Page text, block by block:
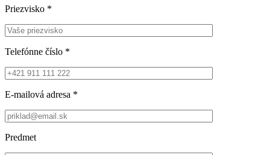
Priezvisko *
Telefónne číslo *
E-mailová adresa *
Predmet